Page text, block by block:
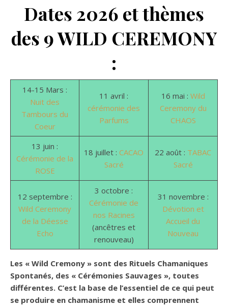
Dates 2026 et thèmes
des 9 WILD CEREMONY
:
14-15 Mars :
Nuit des
Tambours du
Coeur
11 avril :
cérémonie des
Parfums
16 mai : Wild
Ceremony du
CHAOS
13 juin :
Cérémonie de la
ROSE
18 juillet : CACAO
Sacré
22 août : TABAC
Sacré
12 septembre :
Wild Ceremony
de la Déesse
Echo
3 octobre :
Cérémonie de
nos Racines
(ancêtres et
renouveau)
31 novembre :
Dévotion et
Accueil du
Nouveau
Les « Wild Cremony » sont des Rituels Chamaniques
Spontanés, des « Cérémonies Sauvages », toutes
différentes. C’est la base de l’essentiel de ce qui peut
se produire en chamanisme et elles comprennent